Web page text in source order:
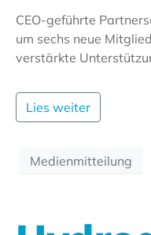
CEO-geführte
um sechs neue
verstärkte
Lies weiter
Medienmitteilung